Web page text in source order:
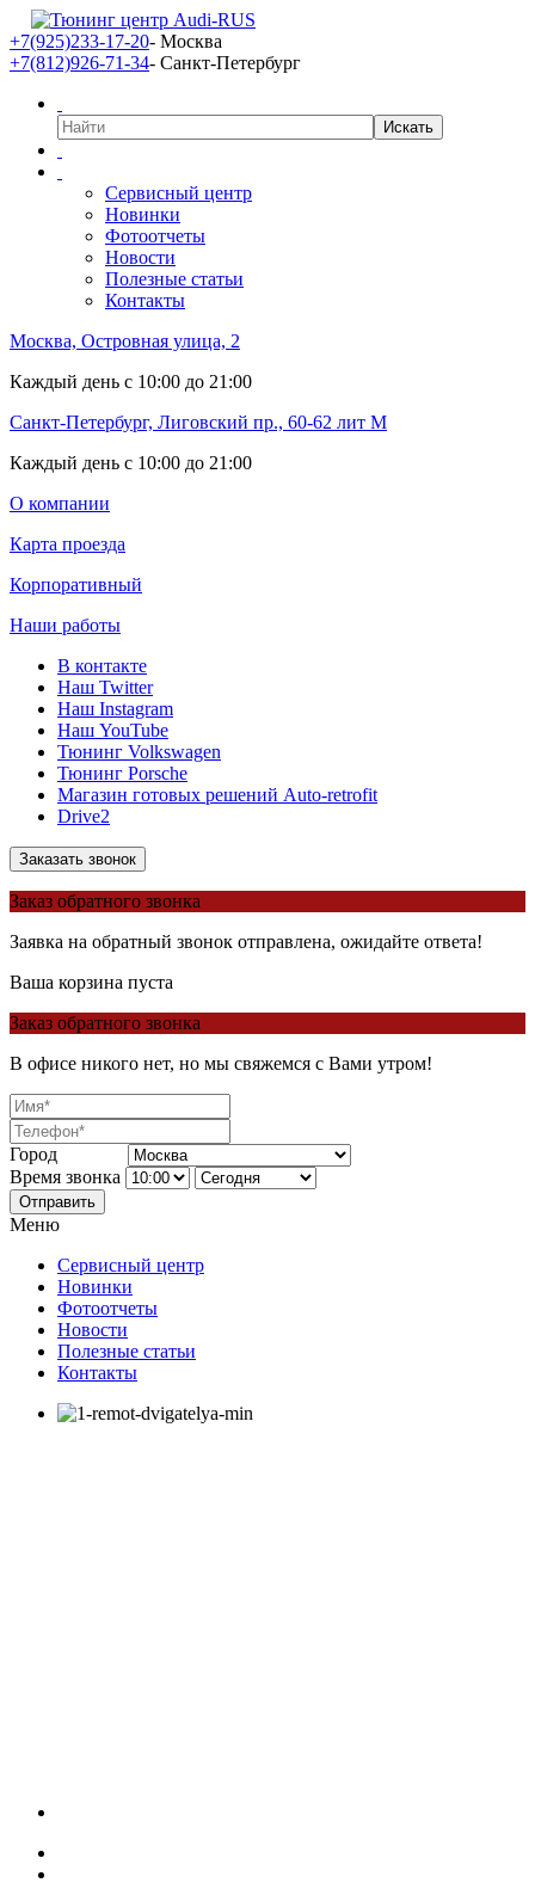
+7(925)233-17-20- Москва
+7(812)926-71-34- Санкт-Петербург
Сервисный центр
Новинки
Фотоотчеты
Новости
Полезные статьи
Контакты
Москва, Островная улица, 2
Каждый день с 10:00 до 21:00
Санкт-Петербург, Лиговский пр., 60-62 лит М
Каждый день с 10:00 до 21:00
О компании
Карта проезда
Корпоративный
Наши работы
В контакте
Наш Twitter
Наш Instagram
Наш YouTube
Тюнинг Volkswagen
Тюнинг Porsche
Магазин готовых решений Auto-retrofit
Drive2
Заказать звонок
Заказ обратного звонка
Заявка на обратный звонок отправлена, ожидайте ответа!
Ваша корзина пуста
Заказ обратного звонка
В офисе никого нет, но мы свяжемся с Вами утром!
Город
Время звонка
Отправить
Меню
Сервисный центр
Новинки
Фотоотчеты
Новости
Полезные статьи
Контакты